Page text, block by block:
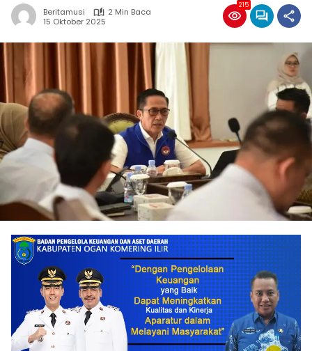
Beritamusi
2 Min Baca
15 Oktober 2025
215